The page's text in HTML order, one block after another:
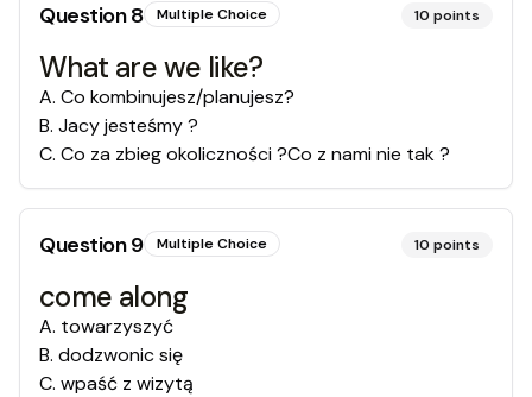
Question8 Multiple Choice 10 points
What are we like?
A. Co kombinujesz/planujesz?
B. Jacy jesteśmy ?
C. Co za zbieg okoliczności ?Co z nami nie tak ?
Question9 Multiple Choice 10 points
come along
A. towarzyszyć
B. dodzwonic się
C. wpaść z wizytą